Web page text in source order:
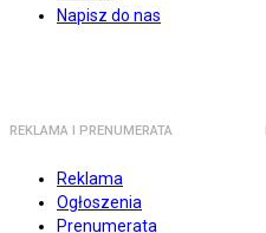
Napisz do nas
REKLAMA I PRENUMERATA
Reklama
Ogłoszenia
Prenumerata